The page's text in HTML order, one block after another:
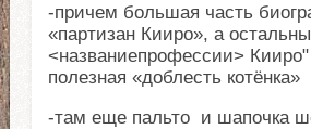
-причем большая часть
«партизан Кииро», а
<названиепрофессии> Кииро"
полезная «доблесть котёнка»
-там еще пальто и шапочка